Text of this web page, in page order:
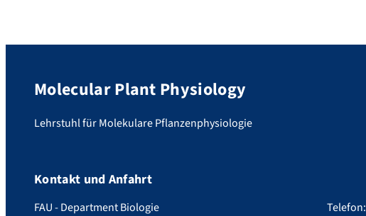
Molecular Plant Physiology
Lehrstuhl für Molekulare Pflanzenphysiologie
Kontakt und Anfahrt
FAU - Department Biologie
Telefon: